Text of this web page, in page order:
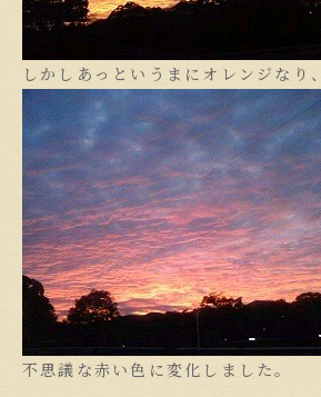
しかしあっというまにオレンジなり、
不思議な赤い色に変化しました。